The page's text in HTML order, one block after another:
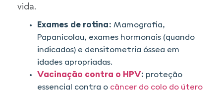
vida.
Exames de rotina: Mamografia,
Papanicolau, exames hormonais (quando
indicados) e densitometria óssea em
idades apropriadas.
Vacinação contra o HPV: proteção
essencial contra o câncer do colo do útero